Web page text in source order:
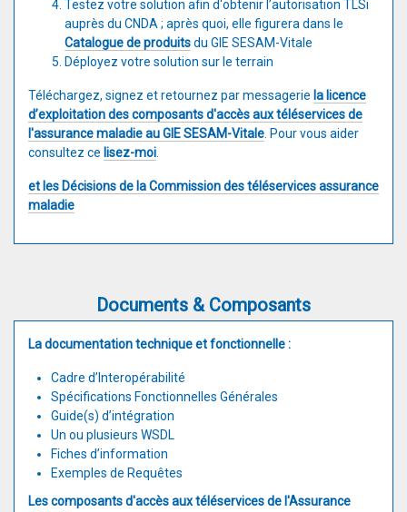
Testez votre solution afin d'obtenir l’autorisation TLSi
auprès du CNDA ; après quoi, elle figurera dans le
Catalogue de produitsdu GIE SESAM-Vitale
Déployez votre solution sur le terrain
Téléchargez, signez et retournez par messagerie la licence
d’exploitation des composants d'accès aux téléservices de
l'assurance maladie au GIE SESAM-Vitale. Pour vous aider
consultez ce lisez-moi.
et les Décisions de la Commission des téléservices assurance
maladie
Documents & Composants
La documentation technique et fonctionnelle :
Cadre d’Interopérabilité
Spécifications Fonctionnelles Générales
Guide(s) d’intégration
Un ou plusieurs WSDL
Fiches d’information
Exemples de Requêtes
Les composants d'accès aux téléservices de l'Assurance